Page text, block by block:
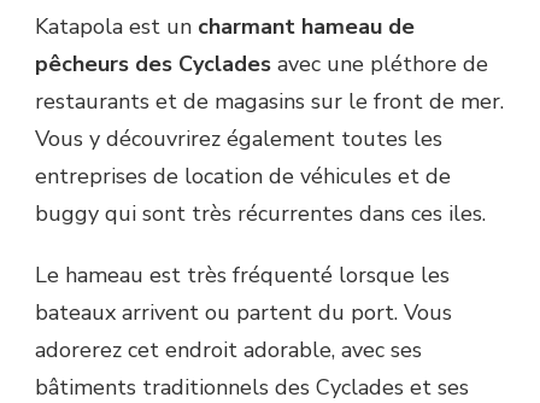
Katapola est un charmant hameau de
pêcheurs des Cyclades avec une pléthore de
restaurants et de magasins sur le front de mer.
Vous y découvrirez également toutes les
entreprises de location de véhicules et de
buggy qui sont très récurrentes dans ces iles.
Le hameau est très fréquenté lorsque les
bateaux arrivent ou partent du port. Vous
adorerez cet endroit adorable, avec ses
bâtiments traditionnels des Cyclades et ses